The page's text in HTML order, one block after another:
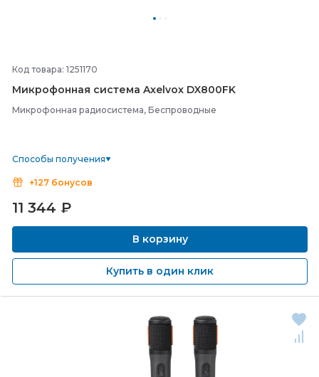
Код товара: 1251170
Микрофонная система Axelvox DX800FK
Микрофонная радиосистема, Беспроводные
Способы получения
+127 бонусов
11 344 ₽
В корзину
Купить в один клик